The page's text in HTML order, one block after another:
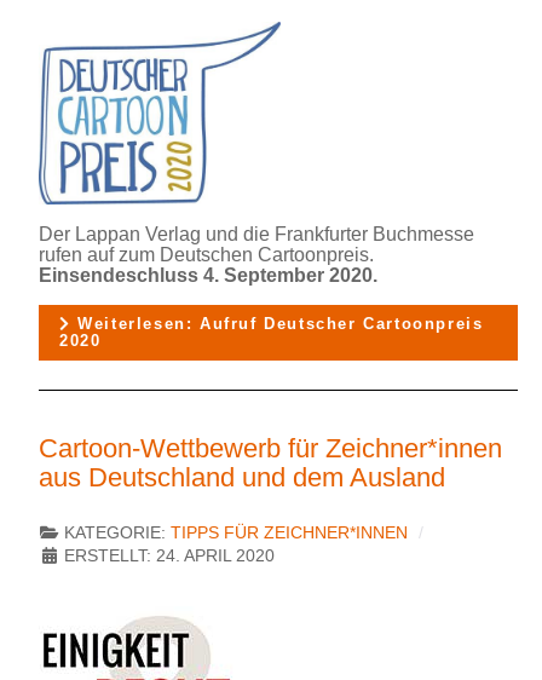
Der Lappan Verlag und die Frankfurter Buchmesse
rufen auf zum Deutschen Cartoonpreis.
Einsendeschluss 4. September 2020.
Weiterlesen: Aufruf Deutscher Cartoonpreis
2020
Cartoon-Wettbewerb für Zeichner*innen
aus Deutschland und dem Ausland
KATEGORIE: TIPPS FÜR ZEICHNER*INNEN
ERSTELLT: 24. APRIL 2020